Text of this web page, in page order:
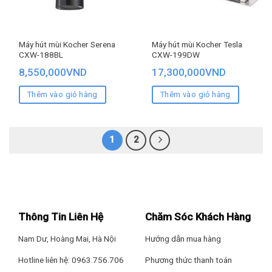
Máy hút mùi Kocher Serena
CXW-188BL
8,550,000VND
Thêm vào giỏ hàng
Máy hút mùi Kocher Tesla
CXW-199DW
17,300,000VND
Thêm vào giỏ hàng
1 2
Thông Tin Liên Hệ
Nam Dư, Hoàng Mai, Hà Nội
Hotline liên hệ: 0963.756.706
Chăm Sóc Khách Hàng
Hướng dẫn mua hàng
Phương thức thanh toán